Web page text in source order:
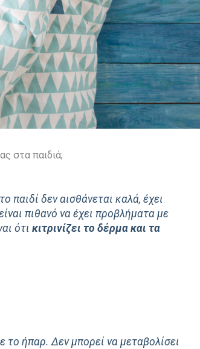
στα παιδιά;
παιδί δεν αισθάνεται καλά, έχει
πιθανό να έχει προβλήματα με
ότι κιτρινίζει το δέρμα και τα
το ήπαρ. Δεν μπορεί να μεταβολίσει